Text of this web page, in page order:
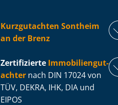
Kurzgutachten Sontheim
an der Brenz
Zertifizierte Im­mo­bi­li­en­gut­
ach­ter nach DIN 17024 von
TÜV, DEKRA, IHK, DIA und
EIPOS